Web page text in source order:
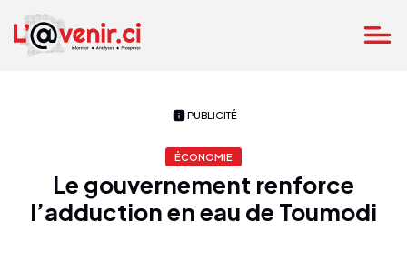
PUBLICITÉ
ÉCONOMIE
Le gouvernement renforce
l’adduction en eau de Toumodi